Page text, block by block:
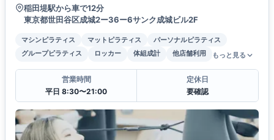
稲田堤駅から車で12分
東京都世田谷区成城2ー36ー6サンク成城ビル2F
マシンピラティス マットピラティス
パーソナルピラティス
グループピラティス
ロッカー 体組成計 他店舗利用 もっと見る
営業時間
平日 8:30〜21:00
定休日
要確認